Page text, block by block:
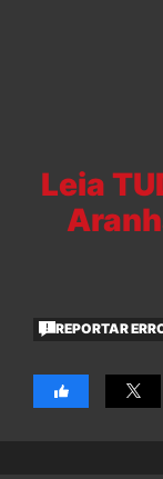
Leia
REPORTAR